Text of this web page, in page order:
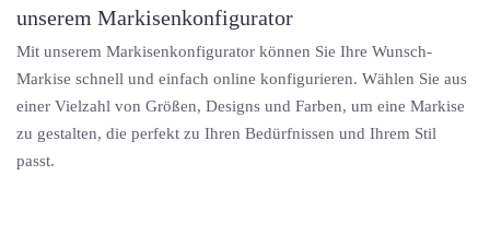
unserem Markisenkonfigurator
Mit unserem Markisenkonfigurator können Sie Ihre Wunsch-
Markise schnell und einfach online konfigurieren. Wählen Sie aus
einer Vielzahl von Größen, Designs und Farben, um eine Markise
zu gestalten, die perfekt zu Ihren Bedürfnissen und Ihrem Stil
passt.